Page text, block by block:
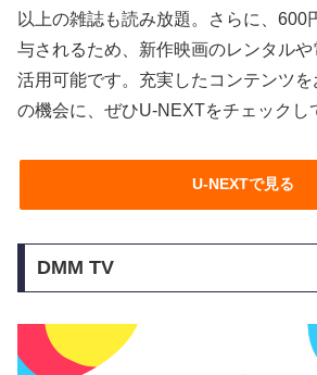
以上の雑誌も読み放題。さらに、600
与されるため、新作映画のレンタル
活用可能です。充実したコンテンツを
の機会に、ぜひU-NEXTをチェックし
U-NEXTで見る
DMM TV